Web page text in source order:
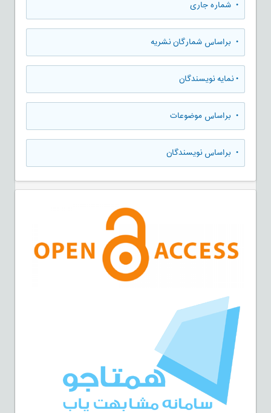
• شماره جاری
• براساس شمارگان نشریه
•نمایه نویسندگان
• براساس موضوعات
• براساس نویسندگان